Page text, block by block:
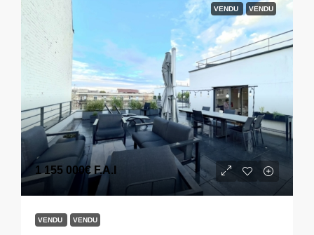
VENDU VENDU
1 155 000€ F.A.I
VENDU VENDU